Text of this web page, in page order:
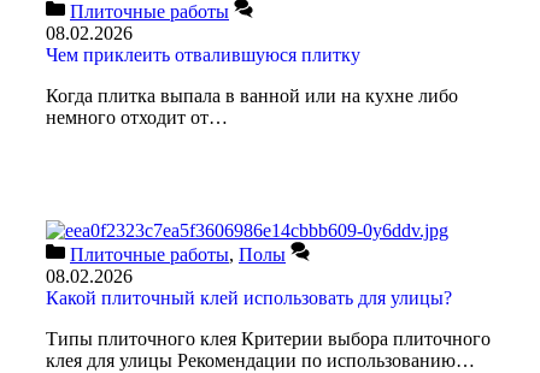
Плиточные работы
08.02.2026
Чем приклеить отвалившуюся плитку
Когда плитка выпала в ванной или на кухне либо
немного отходит от…
Плиточные работы, Полы
08.02.2026
Какой плиточный клей использовать для улицы?
Типы плиточного клея Критерии выбора плиточного
клея для улицы Рекомендации по использованию…